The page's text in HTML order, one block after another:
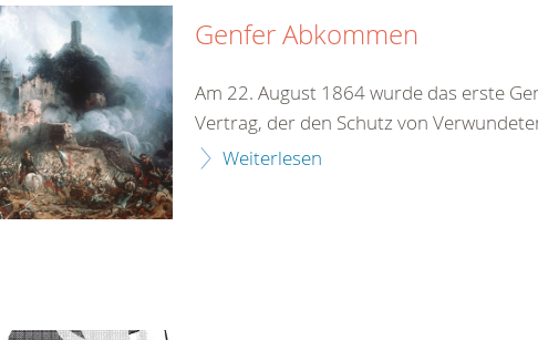
Genfer Abkommen
Am 22. August 1864 wurde das erste
Vertrag, der den Schutz von
Weiterlesen